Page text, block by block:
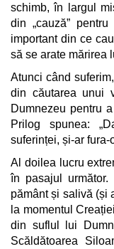
schimb, în largul
din „cauză”
important din ce
să se arate mărirea
Atunci când
din căutarea unui
Dumnezeu pentru
Prilog spunea:
suferinței, și-ar fura-
Al doilea lucru
în pasajul
pământ și salivă (și
la momentul
din suflul lui
Scăldătoarea